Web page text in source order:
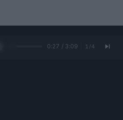
0:28 / 3:09 1 /4